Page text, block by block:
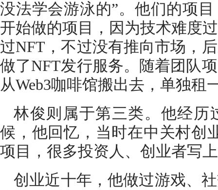
没法学会游泳的”。他们的项
开始做的项目，因为技术难度
过NFT，不过没有推向市场，
做了NFT发行服务。随着团队
从Web3咖啡馆搬出去，单独租
林俊则属于第三类。他经历
候，他回忆，当时在中关村创
项目，很多投资人、创业者写
创业近十年，他做过游戏、